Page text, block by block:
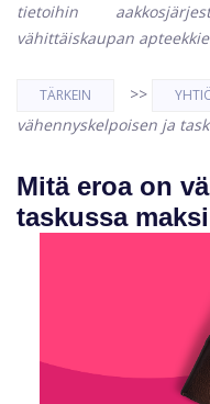
tietoihin
vähittäiskaupan
TÄRKEIN >>
vähennyskelpoisen ja
Mitä eroa on
taskussa